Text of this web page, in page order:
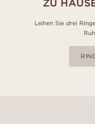
ZU
Leihen Sie drei